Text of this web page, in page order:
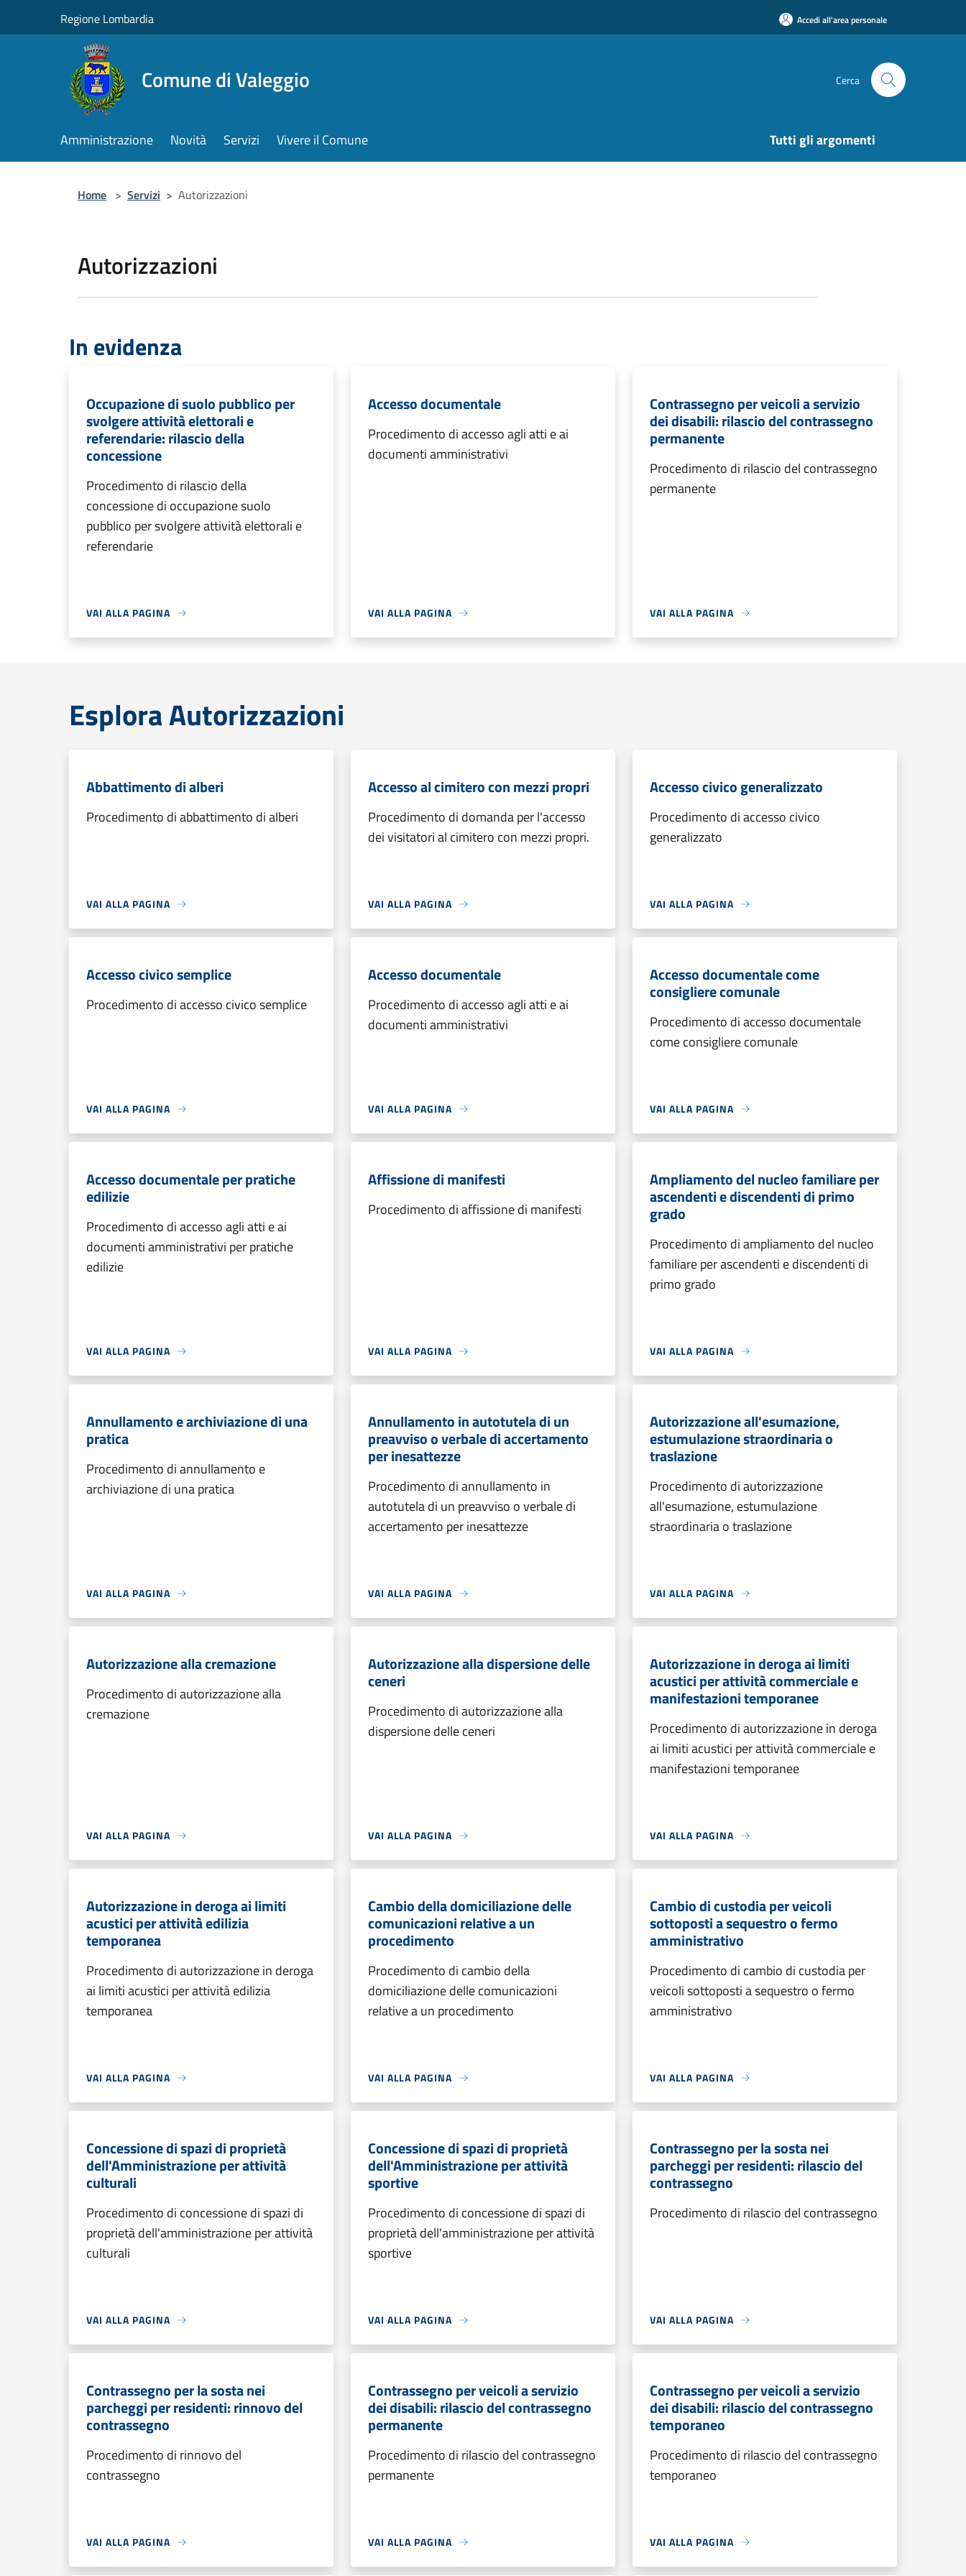
Regione Lombardia Accedi all'area personale
Comune di Valeggio Cerca
Amministrazione Novità Servizi Vivere il Comune Tutti gli argomenti
Home > Servizi > Autorizzazioni
Autorizzazioni
In evidenza
Occupazione di suolo pubblico per
svolgere attività elettorali e
referendarie: rilascio della
concessione
Procedimento di rilascio della
concessione di occupazione suolo
pubblico per svolgere attività elettorali e
referendarie
VAI ALLA PAGINA
Accesso documentale
Procedimento di accesso agli atti e ai
documenti amministrativi
VAI ALLA PAGINA
Contrassegno per veicoli a servizio
dei disabili: rilascio del contrassegno
permanente
Procedimento di rilascio del contrassegno
permanente
VAI ALLA PAGINA
Esplora Autorizzazioni
Abbattimento di alberi
Procedimento di abbattimento di alberi
VAI ALLA PAGINA
Accesso al cimitero con mezzi propri
Procedimento di domanda per l'accesso
dei visitatori al cimitero con mezzi propri.
VAI ALLA PAGINA
Accesso civico generalizzato
Procedimento di accesso civico
generalizzato
VAI ALLA PAGINA
Accesso civico semplice
Procedimento di accesso civico semplice
VAI ALLA PAGINA
Accesso documentale
Procedimento di accesso agli atti e ai
documenti amministrativi
VAI ALLA PAGINA
Accesso documentale come
consigliere comunale
Procedimento di accesso documentale
come consigliere comunale
VAI ALLA PAGINA
Accesso documentale per pratiche
edilizie
Procedimento di accesso agli atti e ai
documenti amministrativi per pratiche
edilizie
VAI ALLA PAGINA
Affissione di manifesti
Procedimento di affissione di manifesti
VAI ALLA PAGINA
Ampliamento del nucleo familiare per
ascendenti e discendenti di primo
grado
Procedimento di ampliamento del nucleo
familiare per ascendenti e discendenti di
primo grado
VAI ALLA PAGINA
Annullamento e archiviazione di una
pratica
Procedimento di annullamento e
archiviazione di una pratica
VAI ALLA PAGINA
Annullamento in autotutela di un
preavviso o verbale di accertamento
per inesattezze
Procedimento di annullamento in
autotutela di un preavviso o verbale di
accertamento per inesattezze
VAI ALLA PAGINA
Autorizzazione all'esumazione,
estumulazione straordinaria o
traslazione
Procedimento di autorizzazione
all'esumazione, estumulazione
straordinaria o traslazione
VAI ALLA PAGINA
Autorizzazione alla cremazione
Procedimento di autorizzazione alla
cremazione
VAI ALLA PAGINA
Autorizzazione alla dispersione delle
ceneri
Procedimento di autorizzazione alla
dispersione delle ceneri
VAI ALLA PAGINA
Autorizzazione in deroga ai limiti
acustici per attività commerciale e
manifestazioni temporanee
Procedimento di autorizzazione in deroga
ai limiti acustici per attività commerciale e
manifestazioni temporanee
VAI ALLA PAGINA
Autorizzazione in deroga ai limiti
acustici per attività edilizia
temporanea
Procedimento di autorizzazione in deroga
ai limiti acustici per attività edilizia
temporanea
VAI ALLA PAGINA
Cambio della domiciliazione delle
comunicazioni relative a un
procedimento
Procedimento di cambio della
domiciliazione delle comunicazioni
relative a un procedimento
VAI ALLA PAGINA
Cambio di custodia per veicoli
sottoposti a sequestro o fermo
amministrativo
Procedimento di cambio di custodia per
veicoli sottoposti a sequestro o fermo
amministrativo
VAI ALLA PAGINA
Concessione di spazi di proprietà
dell'Amministrazione per attività
culturali
Procedimento di concessione di spazi di
proprietà dell'amministrazione per attività
culturali
VAI ALLA PAGINA
Concessione di spazi di proprietà
dell'Amministrazione per attività
sportive
Procedimento di concessione di spazi di
proprietà dell'amministrazione per attività
sportive
VAI ALLA PAGINA
Contrassegno per la sosta nei
parcheggi per residenti: rilascio del
contrassegno
Procedimento di rilascio del contrassegno
VAI ALLA PAGINA
Contrassegno per la sosta nei
parcheggi per residenti: rinnovo del
contrassegno
Procedimento di rinnovo del
contrassegno
VAI ALLA PAGINA
Contrassegno per veicoli a servizio
dei disabili: rilascio del contrassegno
permanente
Procedimento di rilascio del contrassegno
permanente
VAI ALLA PAGINA
Contrassegno per veicoli a servizio
dei disabili: rilascio del contrassegno
temporaneo
Procedimento di rilascio del contrassegno
temporaneo
VAI ALLA PAGINA